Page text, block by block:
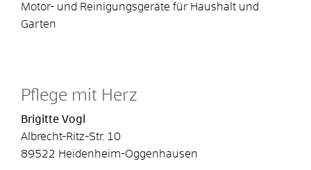
Motor- und Reinigungsgeräte für Haushalt und
Garten
Pflege mit Herz
Brigitte Vogl
Albrecht-Ritz-Str. 10
89522 Heidenheim-Oggenhausen